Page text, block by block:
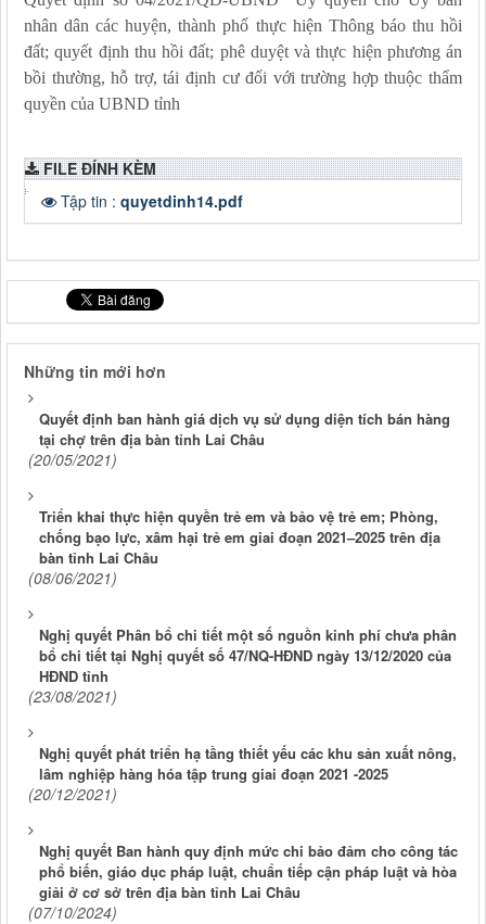
nhân dân các huyện, thành phố thực hiện Thông báo thu hồi
đất;quyết định thu hồi đất; phê duyệt và thực hiện phương án
bồi thường, hỗ trợ, tái định cư đối với trường hợpthuộc thẩm
quyền của UBND tỉnh
FILE ĐÍNH KÈM
Tập tin : quyetdinh14.pdf
Những tin mới hơn
Quyết định ban hành giá dịch vụ sử dụng diện tích bán hàng
tại chợ trên địa bàn tỉnh Lai Châu
(20/05/2021)
Triển khai thực hiện quyền trẻ em và bảo vệ trẻ em; Phòng,
chống bạo lực, xâm hại trẻ em giai đoạn 2021–2025 trên địa
bàn tỉnh Lai Châu
(08/06/2021)
Nghị quyết Phân bổ chi tiết một số nguồn kinh phí chưa phân
bổ chi tiết tại Nghị quyết số 47/NQ-HĐND ngày 13/12/2020 của
HĐND tỉnh
(23/08/2021)
Nghị quyết phát triển hạ tầng thiết yếu các khu sản xuất nông,
lâm nghiệp hàng hóa tập trung giai đoạn 2021 -2025
(20/12/2021)
Nghị quyết Ban hành quy định mức chi bảo đảm cho công tác
phổ biến, giáo dục pháp luật, chuẩn tiếp cận pháp luật và hòa
giải ở cơ sở trên địa bàn tỉnh Lai Châu
(07/10/2024)